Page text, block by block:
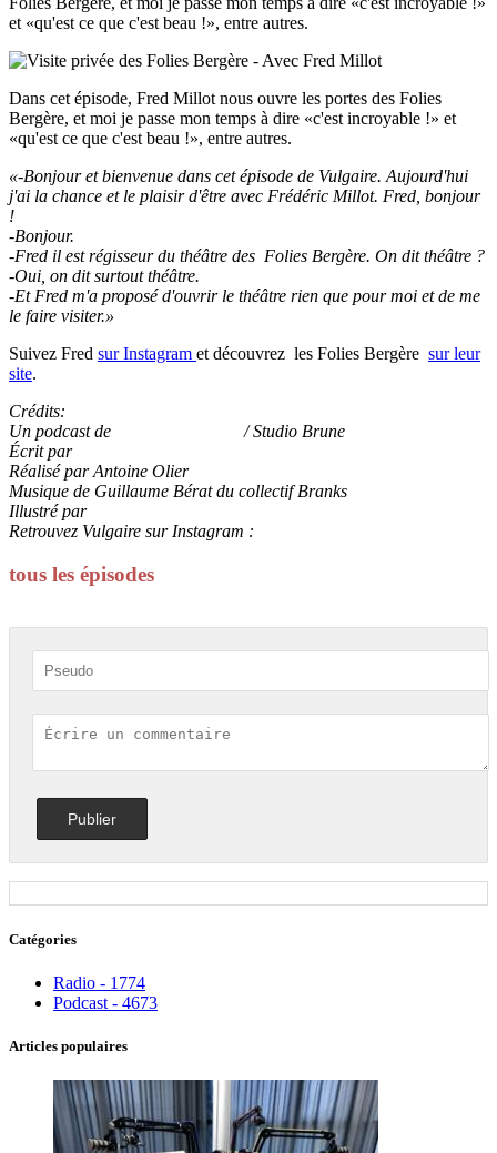
et «qu'est ce que c'est beau !», entre autres.
Dans cet épisode, Fred Millot nous ouvre les portes des Folies
Bergère, et moi je passe mon temps à dire «c'est incroyable !» et
«qu'est ce que c'est beau !», entre autres.
«-Bonjour et bienvenue dans cet épisode de Vulgaire. Aujourd'hui
j'ai la chance et le plaisir d'être avec Frédéric Millot. Fred, bonjour
!
-Bonjour.
-Fred il est régisseur du théâtre des Folies Bergère. On dit théâtre ?
-Oui, on dit surtout théâtre.
-Et Fred m'a proposé d'ouvrir le théâtre rien que pour moi et de me
le faire visiter.»
Suivez Fred sur Instagram et découvrez les Folies Bergère sur leur
site.
Crédits:
Un podcast de
/ Studio Brune
Écrit par
Réalisé par Antoine Olier
Musique de Guillaume Bérat du collectif Branks
Illustré par
Retrouvez Vulgaire sur Instagram :
tous les épisodes
Catégories
Radio - 1774
Podcast - 4673
Articles populaires